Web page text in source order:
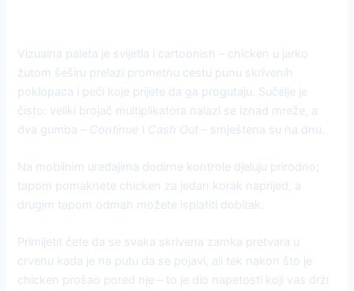
Vizualna paleta je svijetla i cartoonish – chicken u jarko
žutom šeširu prelazi prometnu cestu punu skrivenih
poklopaca i peći koje prijete da ga progutaju. Sučelje je
čisto: veliki brojač multiplikatora nalazi se iznad mreže, a
dva gumba – Continue i Cash Out – smještena su na dnu.
Na mobilnim uređajima dodirne kontrole djeluju prirodno;
tapom pomaknete chicken za jedan korak naprijed, a
drugim tapom odmah možete isplatiti dobitak.
Primijetit ćete da se svaka skrivena zamka pretvara u
crvenu kada je na putu da se pojavi, ali tek nakon što je
chicken prošao pored nje – to je dio napetosti koji vas drži